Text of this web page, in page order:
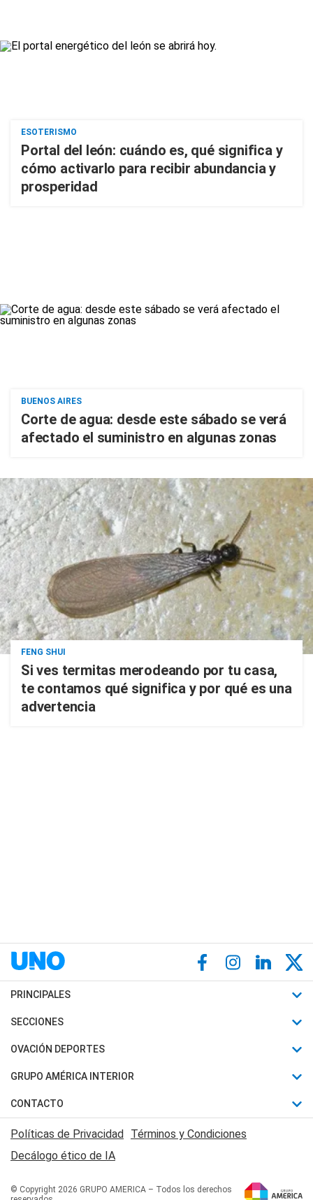
ESOTERISMO
Portal del león: cuándo es, qué significa y
cómo activarlo para recibir abundancia y
prosperidad
BUENOS AIRES
Corte de agua: desde este sábado se verá
afectado el suministro en algunas zonas
FENG SHUI
Si ves termitas merodeando por tu casa,
te contamos qué significa y por qué es una
advertencia
PRINCIPALES
Últimas Noticias
Política
Judiciales
Economia
SECCIONES
Horóscopo
Motores
Trucos caseros
Series y Películas
Edictos y Solicitadas
OVACIÓN DEPORTES
Fútbol
Mundial
Automovilismo
Rugby
Básquet
GRUPO AMÉRICA INTERIOR
Canal 7 en Vivo
San Juan 8
CONTACTO
Acerca de Nosotros
Contactanos
Políticas de Privacidad Términos y Condiciones
Decálogo ético de IA
© Copyright 2026 GRUPO AMERICA – Todos los derechos